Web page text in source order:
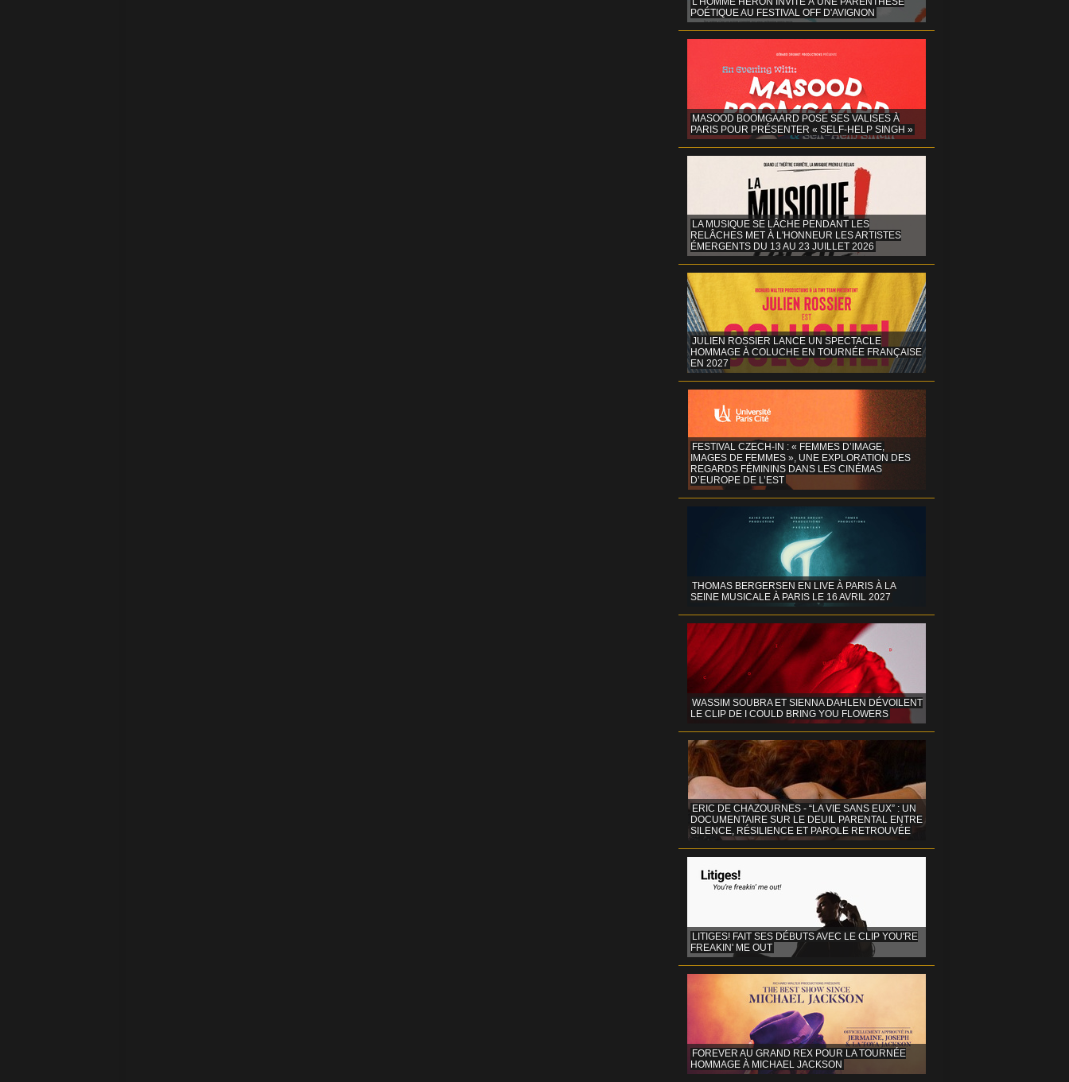
POÉTIQUE AU FESTIVAL OFF D'AVIGNON
MASOOD BOOMGAARD POSE SES VALISES À
PARIS POUR PRÉSENTER « SELF-HELP SINGH »
LA MUSIQUE SE LÂCHE PENDANT LES
RELÂCHES MET À L'HONNEUR LES ARTISTES
ÉMERGENTS DU 13 AU 23 JUILLET 2026
JULIEN ROSSIER LANCE UN SPECTACLE
HOMMAGE À COLUCHE EN TOURNÉE FRANÇAISE
EN 2027
FESTIVAL CZECH-IN : « FEMMES D’IMAGE,
IMAGES DE FEMMES », UNE EXPLORATION DES
REGARDS FÉMININS DANS LES CINÉMAS
D’EUROPE DE L’EST
THOMAS BERGERSEN EN LIVE À PARIS À LA
SEINE MUSICALE À PARIS LE 16 AVRIL 2027
WASSIM SOUBRA ET SIENNA DAHLEN DÉVOILENT
LE CLIP DE I COULD BRING YOU FLOWERS
ERIC DE CHAZOURNES - “LA VIE SANS EUX” : UN
DOCUMENTAIRE SUR LE DEUIL PARENTAL ENTRE
SILENCE, RÉSILIENCE ET PAROLE RETROUVÉE
LITIGES! FAIT SES DÉBUTS AVEC LE CLIP YOU'RE
FREAKIN' ME OUT
FOREVER AU GRAND REX POUR LA TOURNÉE
HOMMAGE À MICHAEL JACKSON